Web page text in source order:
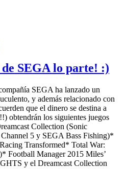
SEGA lo parte! :)
SEGA ha lanzado un
y además relacionado con
que el dinero se destina a
obtendrán los siguientes juegos
Collection (Sonic
5 y SEGA Bass Fishing)*
Transformed* Total War:
Football Manager 2015 Miles’
y el Dreamcast Collection